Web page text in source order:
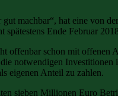
machbar“, hat eine von
spätestens Ende Februar
schon mit
notwendigen
eigenen Anteil zu zahlen.
sieben Millionen Euro